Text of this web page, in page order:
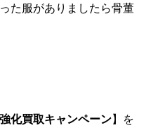
た服がありましたら骨董
化買取キャンペーン】を